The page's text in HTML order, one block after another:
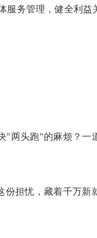
服务管理，健全利益
"两头跑"的麻烦？一
担忧，藏着千万新